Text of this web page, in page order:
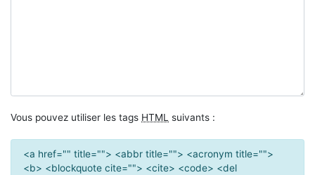
Vous pouvez utiliser les tags HTML suivants :
<a href="" title=""> <abbr title=""> <acronym title="">
<b> <blockquote cite=""> <cite> <code> <del